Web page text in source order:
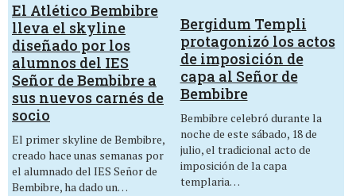
El Atlético Bembibre
lleva el skyline
diseñado por los
alumnos del IES
Señor de Bembibre a
sus nuevos carnés de
socio
El primer skyline de Bembibre,
creado hace unas semanas por
el alumnado del IES Señor de
Bembibre, ha dado un…
Bergidum Templi
protagonizó los actos
de imposición de
capa al Señor de
Bembibre
Bembibre celebró durante la
noche de este sábado, 18 de
julio, el tradicional acto de
imposición de la capa
templaria…